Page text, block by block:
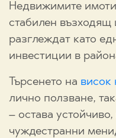
Недвижимите
стабилен
разглеждат като
инвестиции в
Търсенето на висок
лично ползване,
– остава
чуждестранни